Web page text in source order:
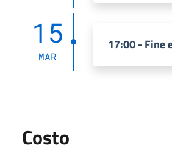
15
MAR
17:00 - Fine
Costo